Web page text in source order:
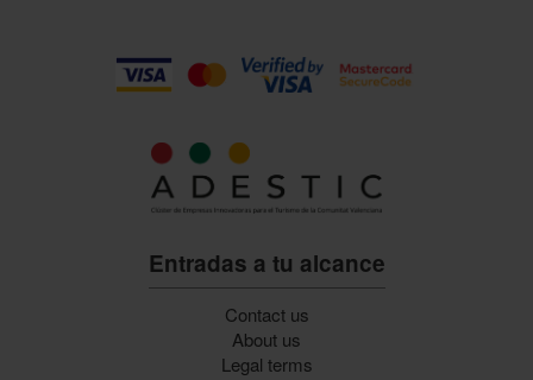
Entradas a tu alcance
Contact us
About us
Legal terms